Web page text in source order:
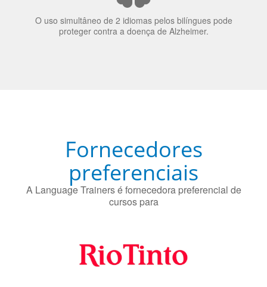
O uso simultâneo de 2 idiomas pelos bilíngues pode
proteger contra a doença de Alzheimer.
Fornecedores
preferenciais
A Language Trainers é fornecedora preferencial de
cursos para